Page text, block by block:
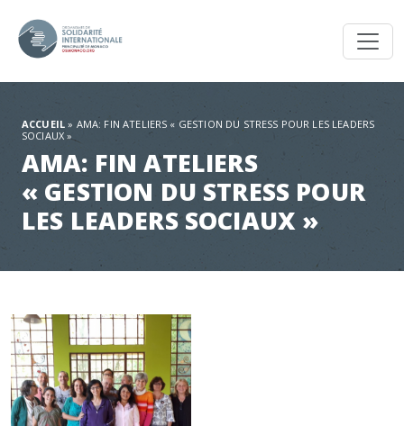
ACCUEIL » AMA: FIN ATELIERS « GESTION DU STRESS POUR LES LEADERS
SOCIAUX »
AMA: FIN ATELIERS
« GESTION DU STRESS POUR
LES LEADERS SOCIAUX »